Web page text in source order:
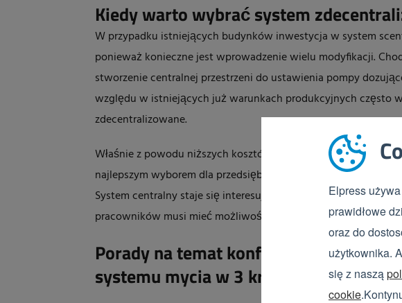
Elpress
prawidłowe
oraz do
użytkownika.
się z naszą
cookie
Kiedy warto wybrać system
W przypadku istniejących budynków inwestycja w system
ponieważ konieczne jest wprowadzenie wielu modyfikacji.
stworzenie centralnej przestrzeni do ustawienia pompy
względu w istniejących już warunkach produkcyjnych często
zdecentralizowane.
Właśnie z powodu niższych kosztów inwestycji
najlepszym wyborem dla przedsiębiorstw, które potrzebują
System centralny staje się interesującym rozwiązaniem
pracowników musi mieć możliwość korzystania z systemu
Porady na temat konfiguracji Państwa
systemu mycia w 3 krokach